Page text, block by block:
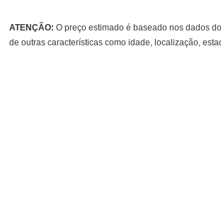
ATENÇÃO: O preço estimado é baseado nos dados
de outras características como idade, localização,